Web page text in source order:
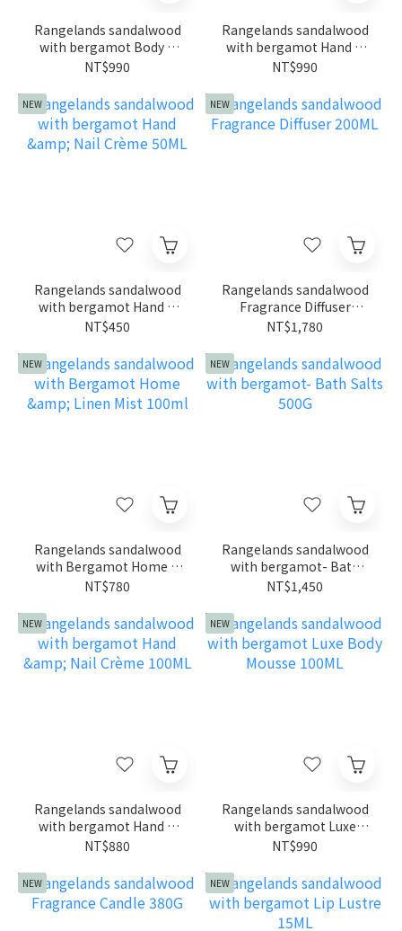
Rangelands sandalwood
with bergamot Body &
Hand Crème 500ML
NT$990
Rangelands sandalwood
with bergamot Hand &
Body Wash 500ML
NT$990
NEW
Rangelands sandalwood
with bergamot Hand &
Nail Crème 50ML
NT$450
NEW
Rangelands sandalwood
Fragrance Diffuser
200ML
NT$1,780
NEW
Rangelands sandalwood
with Bergamot Home &
Linen Mist 100ml
NT$780
NEW
Rangelands sandalwood
with bergamot- Bath
Salts 500G
NT$1,450
NEW
Rangelands sandalwood
with bergamot Hand &
Nail Crème 100ML
NT$880
NEW
Rangelands sandalwood
with bergamot Luxe
Body Mousse 100ML
NT$990
NEW NEW